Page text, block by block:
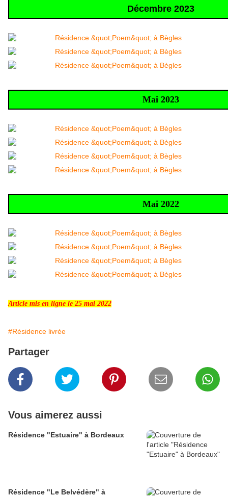
Décembre 2023
Mai 2023
Mai 2022
Article mis en ligne le 25 mai 2022
#Résidence livrée
Partager
Vous aimerez aussi
Résidence "Estuaire" à Bordeaux
Résidence "Le Belvédère" à